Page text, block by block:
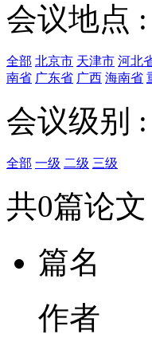
会议地点 :
全部 北京市 天津市 河北
南省 广东省 广西 海南省
会议级别 :
全部 一级 二级 三级
共0篇论文
篇名
作者